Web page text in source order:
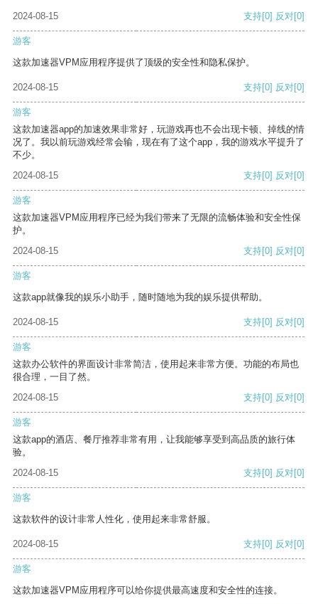
2024-08-15 支持[0] 反对[0]
游客
这款加速器VPM应用程序提供了顶级的安全性和隐私保护。
2024-08-15 支持[0] 反对[0]
游客
这款加速器app的加速效果非常好，玩游戏再也不会出现卡顿、掉线的情
况了。我以前玩游戏经常会输，现在有了这个app，我的游戏水平提升了
不少。
2024-08-15
支持[0] 反对[0]
游客
这款加速器VPM应用程序已经为我们带来了无限的流畅体验和安全性保
护。
2024-08-15
支持[0] 反对[0]
游客
这款app就像我的娱乐小助手，随时随地为我的娱乐提供帮助。
2024-08-15 支持[0] 反对[0]
游客
这款办公软件的界面设计非常简洁，使用起来非常方便。功能的布局也
很合理，一目了然。
2024-08-15
支持[0] 反对[0]
游客
这款app的酒店、餐厅推荐非常有用，让我能够享受到高品质的旅行体
验。
2024-08-15
支持[0] 反对[0]
游客
这款软件的设计非常人性化，使用起来非常舒服。
2024-08-15 支持[0] 反对[0]
游客
这款加速器VPM应用程序可以给你提供最高速度和安全性的连接。